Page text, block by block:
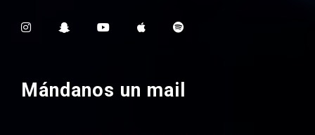
Mándanos un mail